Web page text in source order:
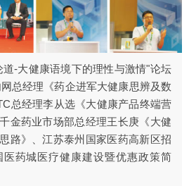
-大健康语境下的理性与激情"论坛
总经理《药企进军大健康思辨及数
总经理李从选《大健康产品终端营
金药业市场部总经理王长庚《大健
路》、江苏泰州国家医药高新区招
药城医疗健康建设暨优惠政策简